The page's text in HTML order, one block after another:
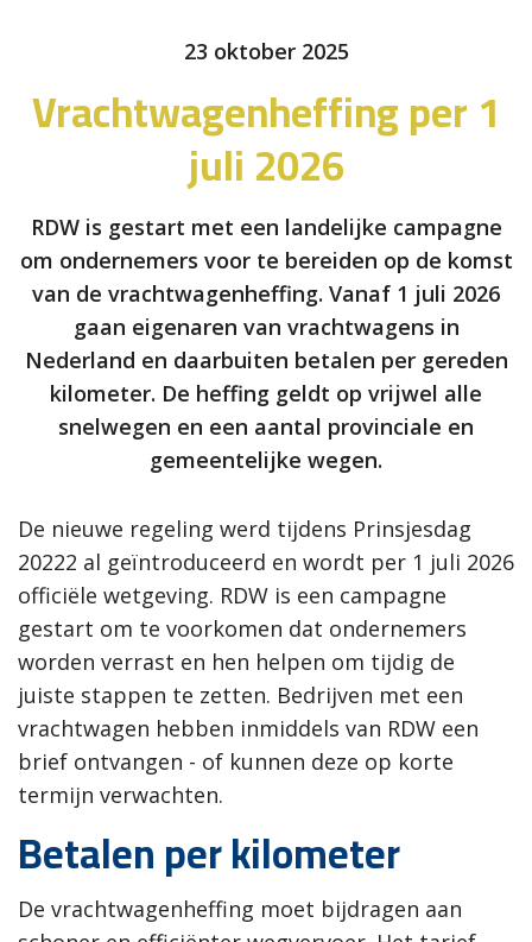
23 oktober 2025
Vrachtwagenheffing per 1
juli 2026
RDW is gestart met een landelijke campagne
om ondernemers voor te bereiden op de komst
van de vrachtwagenheffing. Vanaf 1 juli 2026
gaan eigenaren van vrachtwagens in
Nederland en daarbuiten betalen per gereden
kilometer. De heffing geldt op vrijwel alle
snelwegen en een aantal provinciale en
gemeentelijke wegen.
De nieuwe regeling werd tijdens Prinsjesdag
20222 al geïntroduceerd en wordt per 1 juli 2026
officiële wetgeving. RDW is een campagne
gestart om te voorkomen dat ondernemers
worden verrast en hen helpen om tijdig de
juiste stappen te zetten. Bedrijven met een
vrachtwagen hebben inmiddels van RDW een
brief ontvangen - of kunnen deze op korte
termijn verwachten.
Betalen per kilometer
De vrachtwagenheffing moet bijdragen aan